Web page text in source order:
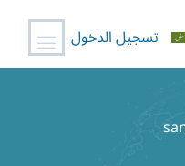
تسجيل الدخول